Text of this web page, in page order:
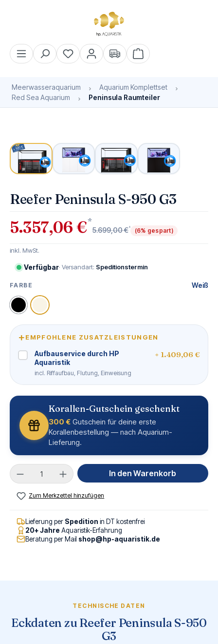
Warenkorb enthält 0
Meerwasseraquarium
Aquarium Komplettset
Red Sea Aquarium
Peninsula Raumteiler
Reefer Peninsula S-950 G3
5.357,06 €*
5.699,00 €* (6% gespart)
inkl. MwSt.
Verfügbar· Versandart: Speditionstermin
FARBE
AUSWÄHLEN Weiß
SchwarzWeiß
+EMPFOHLENE ZUSATZLEISTUNGEN
Aufbauservice durch HP
Aquaristik
incl. Riffaufbau, Flutung, Einweisung
+ 1.409,06 €
Korallen-Gutschein geschenkt
300 € Gutschein für deine erste
Korallenbestellung — nach Aquarium-
Lieferung.
Produkt Anzahl: Gib den gewünschten Wert
In den Warenkorb
Zum Merkzettel hinzufügen
Lieferung per Spedition in DT kostenfrei
20+ Jahre Aquaristik-Erfahrung
Beratung per Mail shop@hp-aquaristik.de
TECHNISCHE DATEN
Eckdaten zu Reefer Peninsula S-950
G3